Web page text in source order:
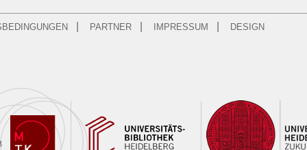
PARTNER IMPRESSUM DESIGN